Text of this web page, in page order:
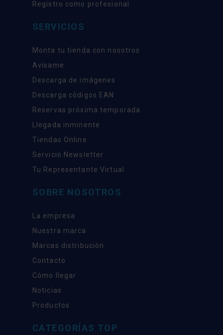
Registro como profesional
SERVICIOS
Monta tu tienda con nosotros
Avísame
Descarga de imágenes
Descarga códigos EAN
Reservas próxima temporada
Llegada inminente
Tiendas Online
Servicio Newsletter
Tu Representante Virtual
SOBRE NOSOTROS
La empresa
Nuestra marca
Marcas distribución
Contacto
Cómo llegar
Noticias
Productos
CATEGORÍAS TOP